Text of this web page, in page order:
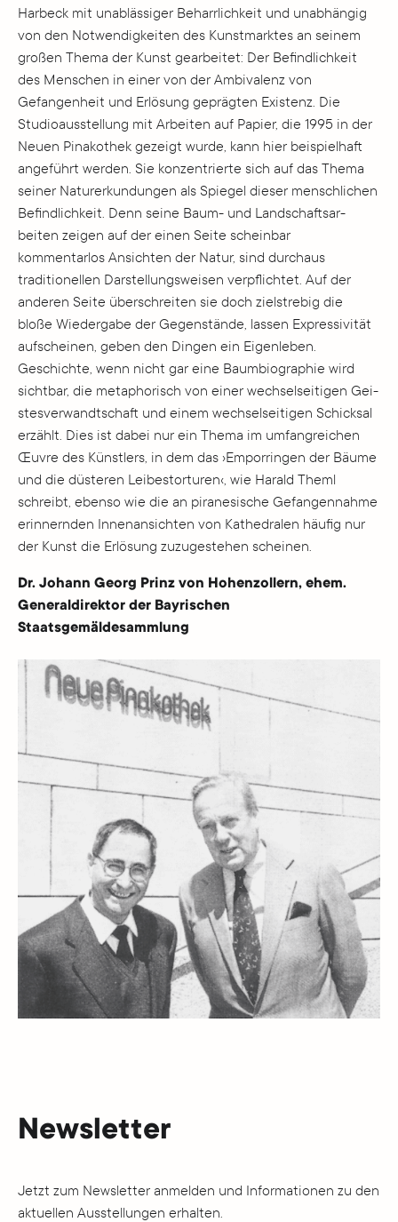
Harbeck mit unablässiger Beharrlichkeit und unab­hängig
von den Notwendigkeiten des Kunstmarktes an seinem
großen Thema der Kunst gearbeitet: Der Befindlichkeit
des Menschen in einer von der Ambivalenz von
Gefangenheit und Erlösung geprägten Existenz. Die
Studioausstellung mit Arbeiten auf Papier, die 1995 in der
Neuen Pinakothek gezeigt wurde, kann hier beispielhaft
angeführt werden. Sie konzentrierte sich auf das Thema
seiner Naturerkundungen als Spiegel dieser menschlichen
Befindlichkeit. Denn seine Baum- und Landschaftsar­
beiten zeigen auf der einen Seite scheinbar
kommentarlos Ansichten der Natur, sind durchaus
traditionellen Darstellungsweisen verpflichtet. Auf der
anderen Seite über­schreiten sie doch zielstrebig die
bloße Wiedergabe der Gegenstände, lassen Expres­sivität
aufscheinen, geben den Dingen ein Eigenleben.
Geschichte, wenn nicht gar eine Baumbiographie wird
sichtbar, die metaphorisch von einer wechselseitigen Gei­
stesverwandtschaft und einem wechselseitigen Schicksal
erzählt. Dies ist dabei nur ein Thema im umfangreichen
Œu­v­re des Künstlers, in dem das ›Emporringen der Bäume
und die düsteren Leibestorturen‹, wie Harald Theml
schreibt, ebenso wie die an pira­nesische Gefangennahme
erinnernden Innenansichten von Kathedralen häufig nur
der Kunst die Erlösung zuzugestehen scheinen.
Dr. Johann Georg Prinz von Hohenzollern, ehem.
Generaldirektor der Bayrischen
Staatsgemäldesammlung
Newsletter
Jetzt zum Newsletter anmelden und Informationen zu den
aktuellen Ausstellungen erhalten.